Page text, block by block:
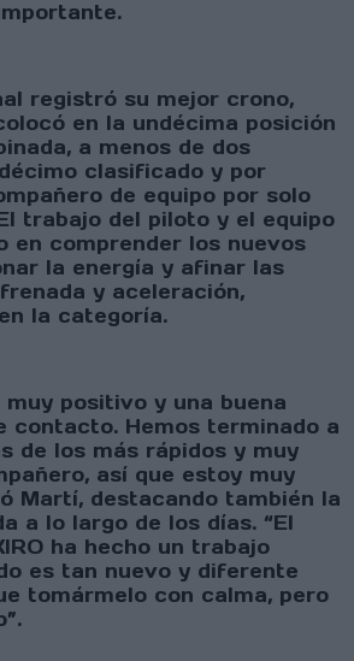
registró su mejor crono,
en la undécima posición
a menos de dos
clasificado y por
de equipo por solo
trabajo del piloto y el equipo
en comprender los nuevos
la energía y afinar las
y aceleración,
la categoría.
muy positivo y una buena
contacto. Hemos terminado a
de los más rápidos y muy
así que estoy muy
Martí, destacando también la
a lo largo de los días. “El
ha hecho un trabajo
es tan nuevo y diferente
tomármelo con calma, pero